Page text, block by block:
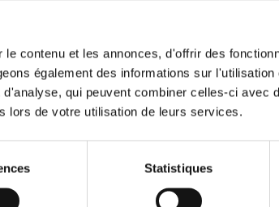
contenu et les annonces, d'offrir des
également des informations sur
qui peuvent combiner celles-ci avec
lors de votre utilisation de leurs services.
Statistiques
vacances
et visiter dans chaque coin de
œil sur la météo en temps réel